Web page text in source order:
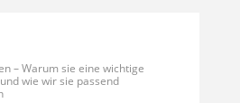
– Warum sie eine wichtige
wie wir sie passend